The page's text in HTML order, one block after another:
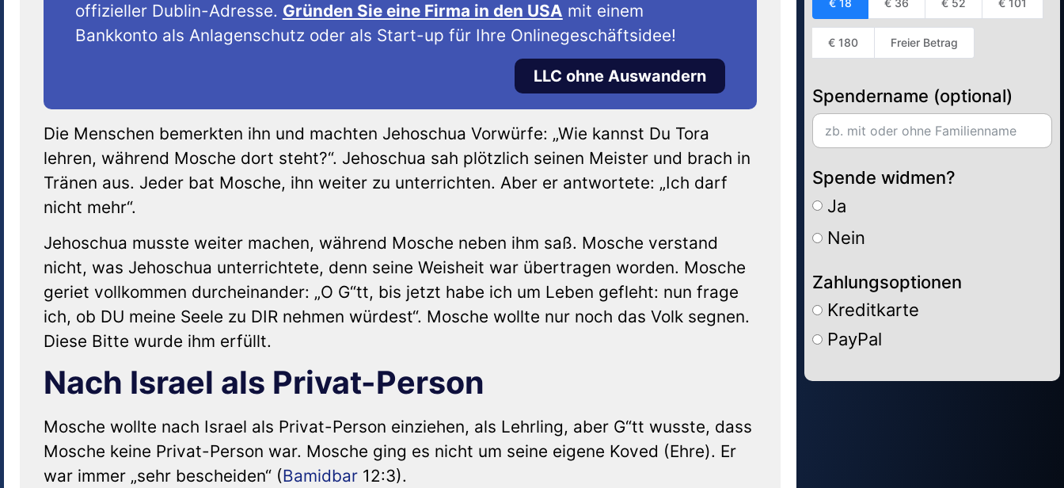
offizieller Dublin-Adresse. Gründen Sie eine Firma in den USA mit einem
Bankkonto als Anlagenschutz oder als Start-up für Ihre Onlinegeschäftsidee!
LLC ohne Auswandern
Die Menschen bemerkten ihn und machten Jehoschua Vorwürfe: „Wie kannst Du Tora
lehren, während Mosche dort steht?“. Jehoschua sah plötzlich seinen Meister und brach in
Tränen aus. Jeder bat Mosche, ihn weiter zu unterrichten. Aber er antwortete: „Ich darf
nicht mehr“.
Jehoschua musste weiter machen, während Mosche neben ihm saß. Mosche verstand
nicht, was Jehoschua unterrichtete, denn seine Weisheit war übertragen worden. Mosche
geriet vollkommen durcheinander: „O G“tt, bis jetzt habe ich um Leben gefleht: nun frage
ich, ob DU meine Seele zu DIR nehmen würdest“. Mosche wollte nur noch das Volk segnen.
Diese Bitte wurde ihm erfüllt.
Nach Israel als Privat-Person
Mosche wollte nach Israel als Privat-Person einziehen, als Lehrling, aber G“tt wusste, dass
Mosche keine Privat-Person war. Mosche ging es nicht um seine eigene Koved (Ehre). Er
war immer „sehr bescheiden“ (Bamidbar 12:3).
€ 18 € 36 € 52 € 101
€ 180 Freier Betrag
Spendername (optional)
Spende widmen?
Ja
Nein
Zahlungsoptionen
Kreditkarte
PayPal
Alternative: